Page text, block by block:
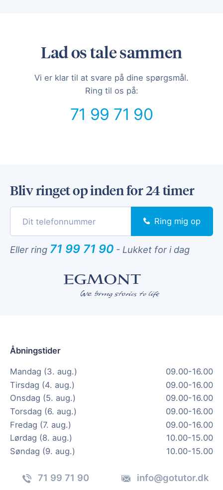
Lad os tale sammen
Vi er klar til at svare på dine spørgsmål.
Ring til os på:
71 99 71 90
Bliv ringet op inden for 24 timer
Ring mig op
Eller ring 71 99 71 90 - Lukket for i dag
Åbningstider
Mandag (3. aug.)
09.00-16.00
Tirsdag (4. aug.)
09.00-16.00
Onsdag (5. aug.)
09.00-16.00
Torsdag (6. aug.)
09.00-16.00
Fredag (7. aug.)
09.00-16.00
Lørdag (8. aug.)
10.00-15.00
Søndag (9. aug.)
10.00-15.00
71 99 71 90 info@gotutor.dk